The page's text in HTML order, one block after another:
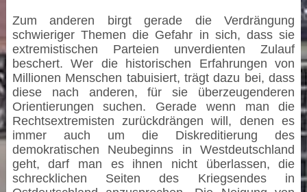
Zum anderen birgt gerade die Verdrängung
schwieriger Themen die Gefahr in sich, dass sie
extremistischen Parteien unverdienten Zulauf
beschert. Wer die historischen Erfahrungen von
Millionen Menschen tabuisiert, trägt dazu bei, dass
diese nach anderen, für sie überzeugenderen
Orientierungen suchen. Gerade wenn man die
Rechtsextremisten zurückdrängen will, denen es
immer auch um die Diskreditierung des
demokratischen Neubeginns in Westdeutschland
geht, darf man es ihnen nicht überlassen, die
schrecklichen Seiten des Kriegsendes in